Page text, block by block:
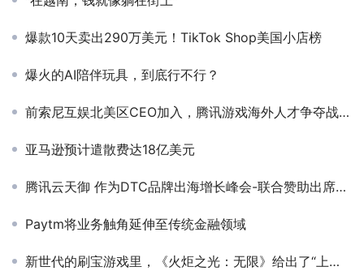
爆款10天卖出290万美元！TikTok Shop美国小店榜
爆火的AI陪伴玩具，到底行不行？
前索尼互娱北美区CEO加入，腾讯游戏海外人才争夺战又进一员
亚马逊预计遣散费达18亿美元
腾讯云天御 作为DTC品牌出海增长峰会-联合赞助出席PAGC 2025丨第五届全球产品与增长展会
Paytm将业务触角延伸至传统金融领域
新世代的刷宝游戏里，《火炬之光：无限》给出了“上头”的答案